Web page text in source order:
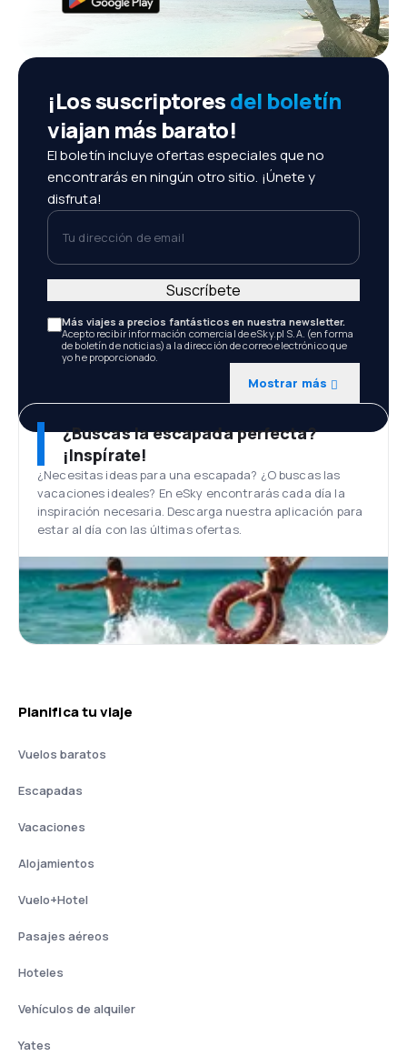
¡Los suscriptoresdel boletín
viajan más barato!
El boletín incluye ofertas especiales que no
encontrarás en ningún otro sitio. ¡Únete y
disfruta!
Tu dirección de email
Más viajes a precios fantásticos en nuestra newsletter.
Acepto recibir información comercial de eSky.pl S.A. (en forma
de boletín de noticias) a la dirección de correo electrónico que
yo he proporcionado.
Mostrar más
Suscríbete
¿Buscas la escapada perfecta?
¡Inspírate!
¿Necesitas ideas para una escapada? ¿O buscas las
vacaciones ideales? En eSky encontrarás cada día la
inspiración necesaria. Descarga nuestra aplicación para
estar al día con las últimas ofertas.
Planifica tu viaje
Vuelos baratos
Escapadas
Vacaciones
Alojamientos
Vuelo+Hotel
Pasajes aéreos
Hoteles
Vehículos de alquiler
Yates